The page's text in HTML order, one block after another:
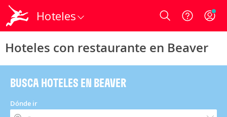
Hoteles Login
Hoteles con restaurante en Beaver
BUSCA HOTELES EN BEAVER
Dónde ir